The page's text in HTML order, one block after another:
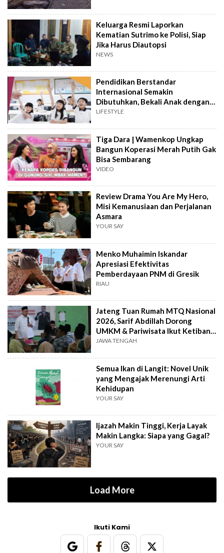
Keluarga Resmi Laporkan
Kematian Sutrimo ke Polisi, Siap
Jika Harus Diautopsi
NEWS
Pendidikan Berstandar
Internasional Semakin
Dibutuhkan, Bekali Anak dengan
Keterampilan Masa Depan
LIFESTYLE
Tiga Dara | Wamenkop Ungkap
Bangun Koperasi Merah Putih Gak
Bisa Sembarang
VIDEO
Review Drama You Are My Hero,
Misi Kemanusiaan dan Perjalanan
Asmara
YOUR SAY
Menko Muhaimin Iskandar
Apresiasi Efektivitas
Pemberdayaan PNM di Gresik
RIAU
Jateng Tuan Rumah MTQ Nasional
2026, Sarif Abdillah Dorong
UMKM & Pariwisata Ikut Ketiban
Berkah
JAWA TENGAH
Semua Ikan di Langit: Novel Unik
yang Mengajak Merenungi Arti
Kehidupan
YOUR SAY
Ijazah Makin Tinggi, Kerja Layak
Makin Langka: Siapa yang Gagal?
YOUR SAY
Load More
Ikuti Kami